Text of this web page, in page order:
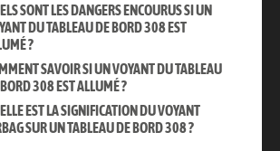
SONT LES DANGERS ENCOURUS SI UN
DU TABLEAU DE BORD 308 EST
?
SAVOIR SI UN VOYANT DU TABLEAU
308 EST ALLUMÉ ?
EST LA SIGNIFICATION DU VOYANT
SUR UN TABLEAU DE BORD 308 ?